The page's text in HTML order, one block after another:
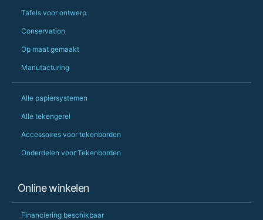
Tafels voor ontwerp
Conservation
Op maat gemaakt
Manufacturing
Alle papiersystemen
Alle tekengerei
Accessoires voor tekenborden
Onderdelen voor Tekenborden
Online winkelen
Financiering beschikbaar